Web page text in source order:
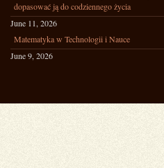
dopasować ją do codziennego życia
June 11, 2026
Matematyka w Technologii i Nauce
June 9, 2026